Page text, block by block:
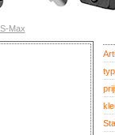
Max